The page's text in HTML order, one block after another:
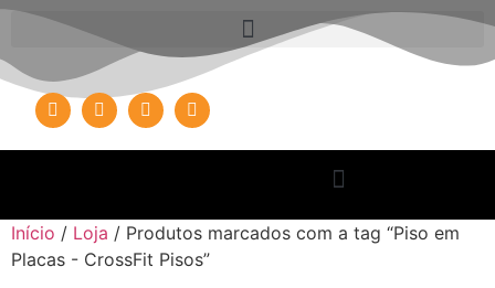
Início / Loja / Produtos marcados com a tag “Piso em
Placas - CrossFit Pisos”